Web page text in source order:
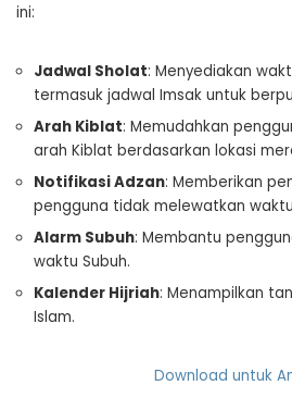
ini:
Jadwal Sholat: Menyediakan
termasuk jadwal Imsak untuk
Arah Kiblat: Memudahkan
arah Kiblat berdasarkan lokasi
Notifikasi Adzan: Memberikan
pengguna tidak melewatkan
Alarm Subuh: Membantu
waktu Subuh.
Kalender Hijriah: Menampilkan
Islam.
Download untuk